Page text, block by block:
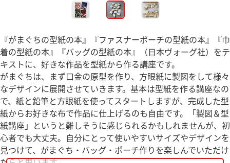
『がまぐちの型紙の本』『ファスナーポーチの型紙の本』『巾
着の型紙の本』『バッグの型紙の本』（日本ヴォーグ社）をテ
キストに、好きな作品を型紙から作る講座です。
がまぐちは、まず口金の原型を作り、方眼紙に製図をして様々
なデザインに展開させていきます。基本は型紙を作る講座なの
で、紙と鉛筆と方眼紙を使ってスタートしますが、完成した型
紙からお好きな布で作品に仕上げるのも自由です。「製図＆型
紙講座」というと難しそうに感じられるかもしれませんが、初
心者でも大丈夫。自分にとって使いやすいサイズやデザインを
見つけて、がまぐち・バッグ・ポーチ作りを楽しんでいただけ